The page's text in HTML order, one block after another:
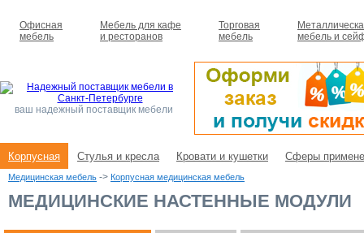
Офисная
мебель
Мебель для кафе
и ресторанов
Торговая
мебель
мебель и
ваш надежный поставщик мебели
Корпусная Стулья и кресла Кровати и кушетки Сферы
Медицинская мебель -> Корпусная медицинская мебель
МЕДИЦИНСКИЕ НАСТЕННЫЕ МОДУЛИ